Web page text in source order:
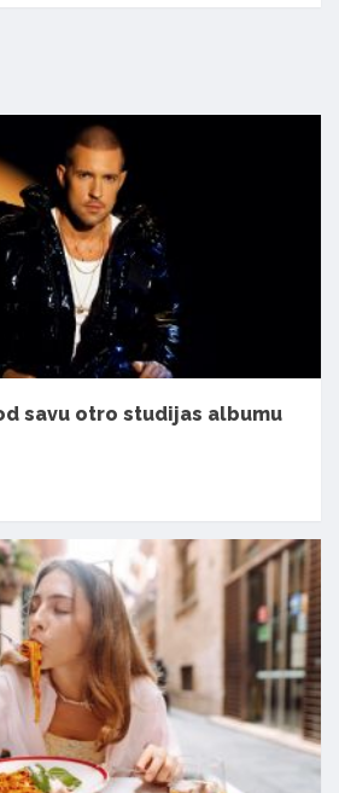
savu otro studijas albumu